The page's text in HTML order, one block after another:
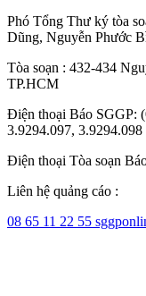
Phó Tổng Thư ký tòa
Dũng, Nguyễn Phước
Tòa soạn : 432-434
TP.HCM
Điện thoại Báo SGGP:
3.9294.097, 3.9294.098
Điện thoại Tòa soạn
Liên hệ quảng cáo :
08 65 11 22 55